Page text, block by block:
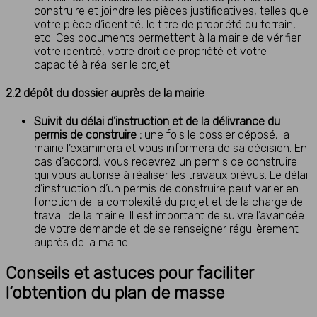
construire et joindre les pièces justificatives, telles que
votre pièce d’identité, le titre de propriété du terrain,
etc. Ces documents permettent à la mairie de vérifier
votre identité, votre droit de propriété et votre
capacité à réaliser le projet.
2.2 dépôt du dossier auprès de la mairie
Suivit du délai d’instruction et de la délivrance du
permis de construire : une fois le dossier déposé, la
mairie l’examinera et vous informera de sa décision. En
cas d’accord, vous recevrez un permis de construire
qui vous autorise à réaliser les travaux prévus. Le délai
d’instruction d’un permis de construire peut varier en
fonction de la complexité du projet et de la charge de
travail de la mairie. Il est important de suivre l’avancée
de votre demande et de se renseigner régulièrement
auprès de la mairie.
Conseils et astuces pour faciliter
l’obtention du plan de masse